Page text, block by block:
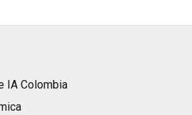
IA Colombia